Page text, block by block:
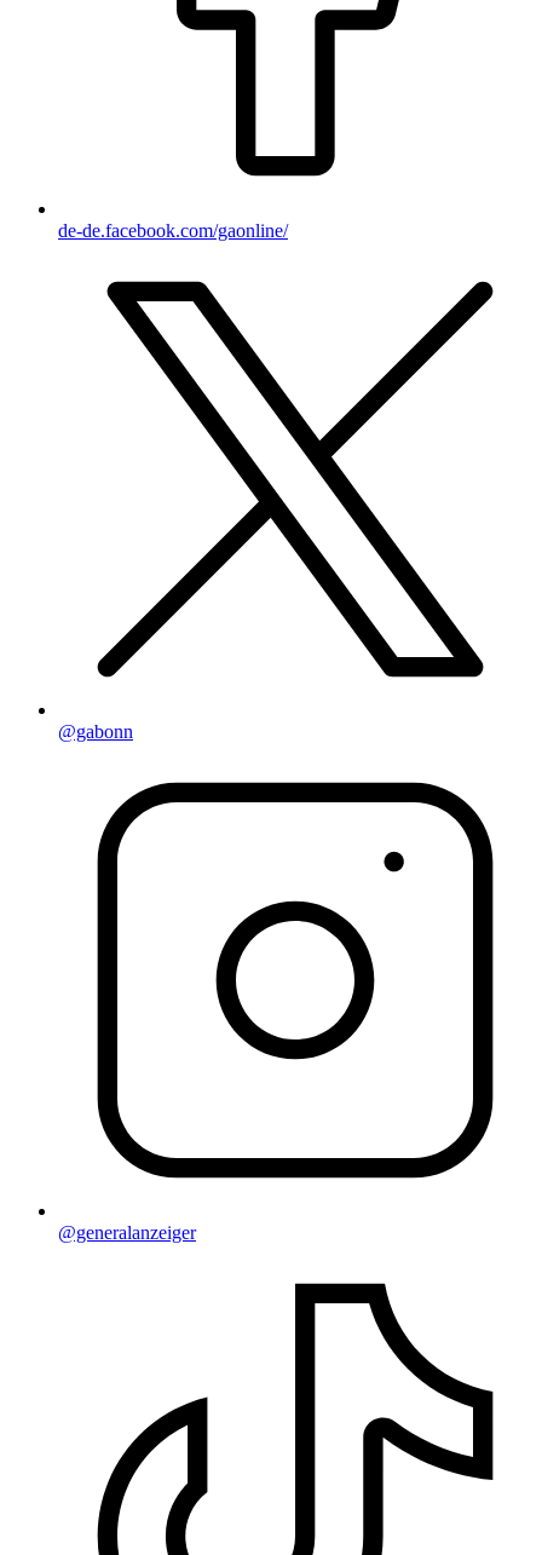
de-de.facebook.com/gaonline/
@gabonn
@generalanzeiger